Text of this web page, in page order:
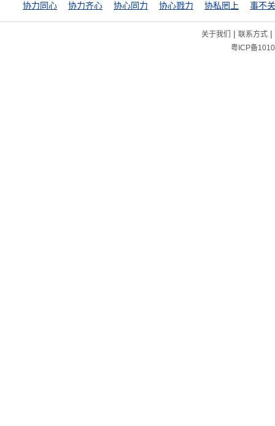
协力同心 协力齐心 协心同力 协心戮力 协私罔上 事不
关于我们 | 联系方式|
粤ICP备